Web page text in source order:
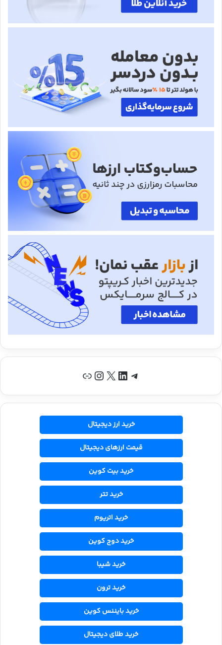
تلگرام لینکداین X اینستاگرم پیوند
خرید ارز دیجیتال
قیمت ارزهای دیجیتال
خرید بیت کوین
خرید تتر
خرید اتریوم
خرید دوج کوین
خرید شیبا
خرید ترون
خرید بایننس کوین
خرید طلای دیجیتال